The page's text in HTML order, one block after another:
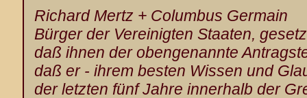
Richard Mertz + Columbus Germain
Bürger der Vereinigten Staaten,
daß ihnen der obengenannte
daß er - ihrem besten Wissen und
der letzten fünf Jahre innerhalb der